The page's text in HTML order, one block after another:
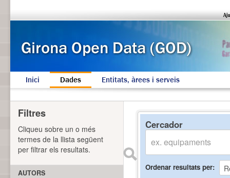
Inici Dades Entitats, àrees i serveis
Cercador
Ordenar resultats per
Filtres
Cliqueu sobre un o més
termes de la llista següent
per filtrar els resultats.
AUTORS